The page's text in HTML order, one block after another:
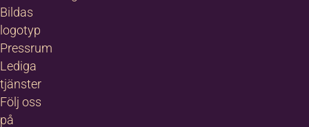
Bildas
logotyp
Pressrum
Lediga
tjänster
Följ oss
på